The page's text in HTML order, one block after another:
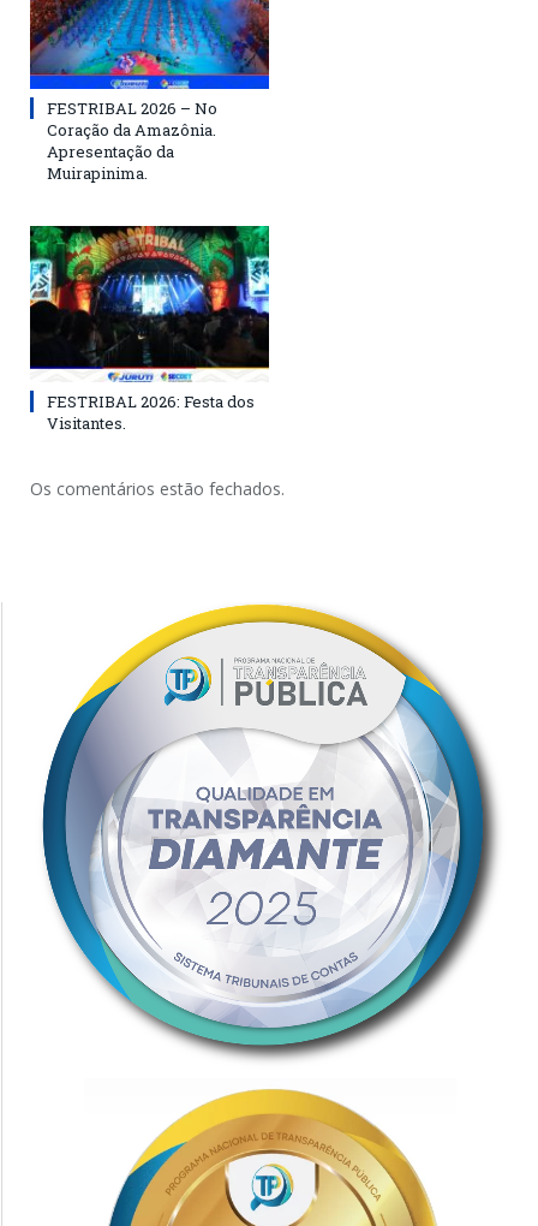
FESTRIBAL 2026 – No
Coração da Amazônia.
Apresentação da
Muirapinima.
FESTRIBAL 2026: Festa dos
Visitantes.
Os comentários estão fechados.